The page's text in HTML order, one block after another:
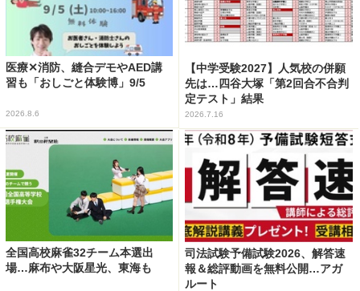
医療✕消防、縫合デモやAED講
習も「おしごと体験博」9/5
2026.8.6
【中学受験2027】人気校の併願
先は…四谷大塚「第2回合不合判
定テスト」結果
2026.7.16
全国高校麻雀32チーム本選出
場…麻布や大阪星光、東海も
司法試験予備試験2026、解答速
報＆総評動画を無料公開…アガ
ルート